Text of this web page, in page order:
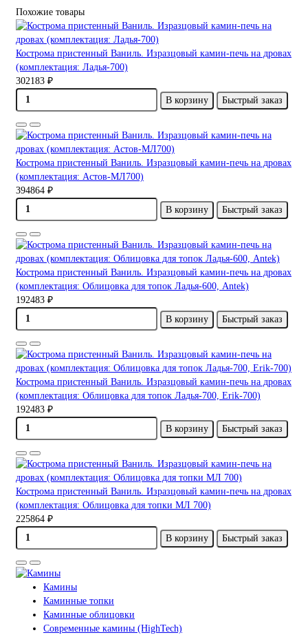
Похожие товары
Кострома пристенный Ваниль. Изразцовый камин-печь на дровах
(комплектация: Ладья-700)
302183 ₽
В корзину
Быстрый заказ
Кострома пристенный Ваниль. Изразцовый камин-печь на дровах
(комплектация: Астов-МЛ700)
394864 ₽
В корзину
Быстрый заказ
Кострома пристенный Ваниль. Изразцовый камин-печь на дровах
(комплектация: Облицовка для топок Ладья-600, Antek)
192483 ₽
В корзину
Быстрый заказ
Кострома пристенный Ваниль. Изразцовый камин-печь на дровах
(комплектация: Облицовка для топок Ладья-700, Erik-700)
192483 ₽
В корзину
Быстрый заказ
Кострома пристенный Ваниль. Изразцовый камин-печь на дровах
(комплектация: Облицовка для топки МЛ 700)
225864 ₽
В корзину
Быстрый заказ
Камины
Каминные топки
Каминные облицовки
Современные камины (HighTech)